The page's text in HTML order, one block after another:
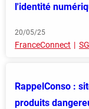
l'identité
20/05/25
FranceConnect
RappelConso :
produits